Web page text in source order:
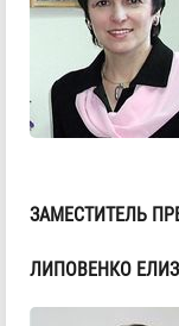
ЗАМЕСТИТЕЛЬ
ЛИПОВЕНКО